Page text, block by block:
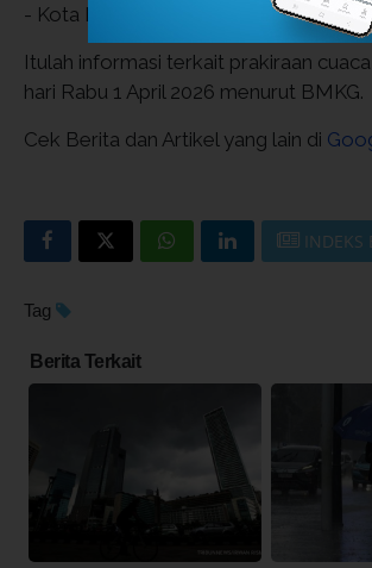
- Kota Bekasi: Hujan Ringan (24–29
Itulah informasi terkait prakiraan
hari Rabu 1 April 2026 menurut BMKG.
Cek Berita dan Artikel yang lain di
INDEKS
Tag
Berita Terkait